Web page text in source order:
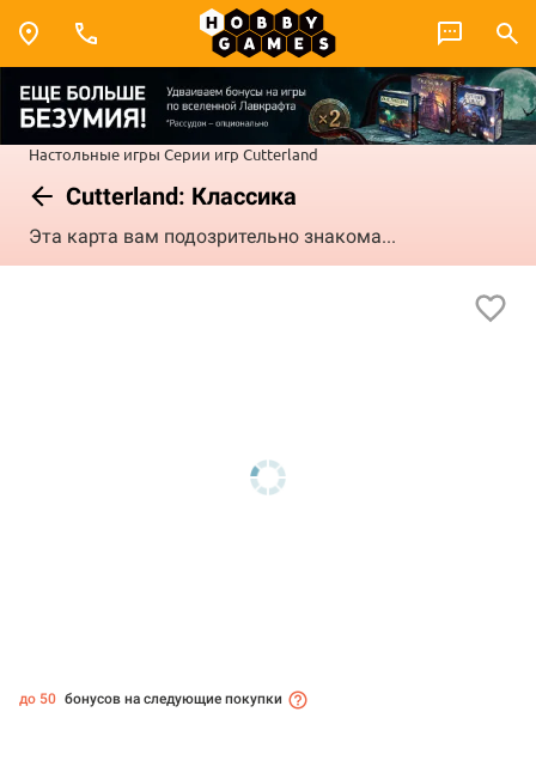
Настольные игры Серии игр Cutterland
Cutterland: Классика
Эта карта вам подозрительно знакома...
до 50 бонусов на следующие покупки